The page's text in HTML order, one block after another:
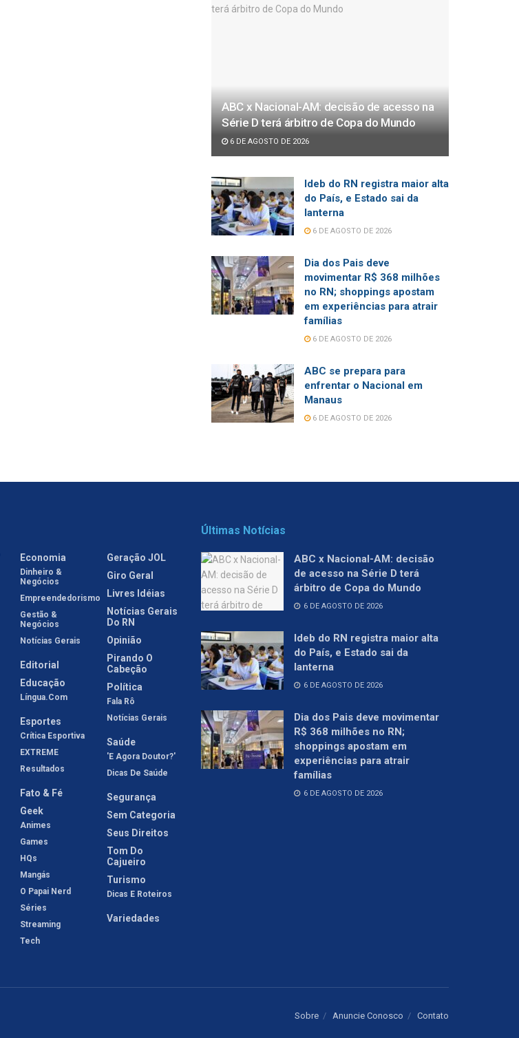
ABC x Nacional-AM: decisão de acesso na
Série D terá árbitro de Copa do Mundo
6 DE AGOSTO DE 2026
Ideb do RN registra maior alta
do País, e Estado sai da
lanterna
6 DE AGOSTO DE 2026
Dia dos Pais deve
movimentar R$ 368 milhões
no RN; shoppings apostam
em experiências para atrair
famílias
6 DE AGOSTO DE 2026
ABC se prepara para
enfrentar o Nacional em
Manaus
6 DE AGOSTO DE 2026
Economia
Dinheiro &
Negócios
Empreendedorismo
Gestão &
Negócios
Notícias Gerais
Editorial
Educação
Língua.com
Esportes
Crítica Esportiva
EXTREME
Resultados
Fato & Fé
Geek
Animes
Games
HQs
Mangás
O Papai Nerd
Séries
Streaming
Tech
Geração JOL
Giro Geral
Livres Idéias
Notícias Gerais
Do RN
Opinião
Pirando O
Cabeção
Política
Fala Rô
Notícias Gerais
Saúde
'E Agora Doutor?'
Dicas De Saúde
Segurança
Sem Categoria
Seus Direitos
Tom Do
Cajueiro
Turismo
Dicas E Roteiros
Variedades
Últimas Notícias
ABC x Nacional-AM: decisão
de acesso na Série D terá
árbitro de Copa do Mundo
6 DE AGOSTO DE 2026
Ideb do RN registra maior alta
do País, e Estado sai da
lanterna
6 DE AGOSTO DE 2026
Dia dos Pais deve movimentar
R$ 368 milhões no RN;
shoppings apostam em
experiências para atrair
famílias
6 DE AGOSTO DE 2026
Sobre Anuncie Conosco Contato